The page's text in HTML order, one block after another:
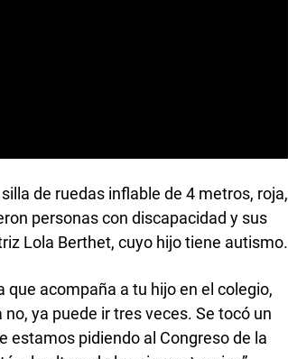
de ruedas inflable de 4 metros, roja,
personas con discapacidad y sus
Lola Berthet, cuyo hijo tiene autismo.
que acompaña a tu hijo en el colegio,
ya puede ir tres veces. Se tocó un
estamos pidiendo al Congreso de la